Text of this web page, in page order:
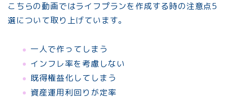
こちらの動画ではライフプランを作成する時の注意点5
選について取り上げています。
一人で作ってしまう
インフレ率を考慮しない
既得権益化してしまう
資産運用利回りが定率